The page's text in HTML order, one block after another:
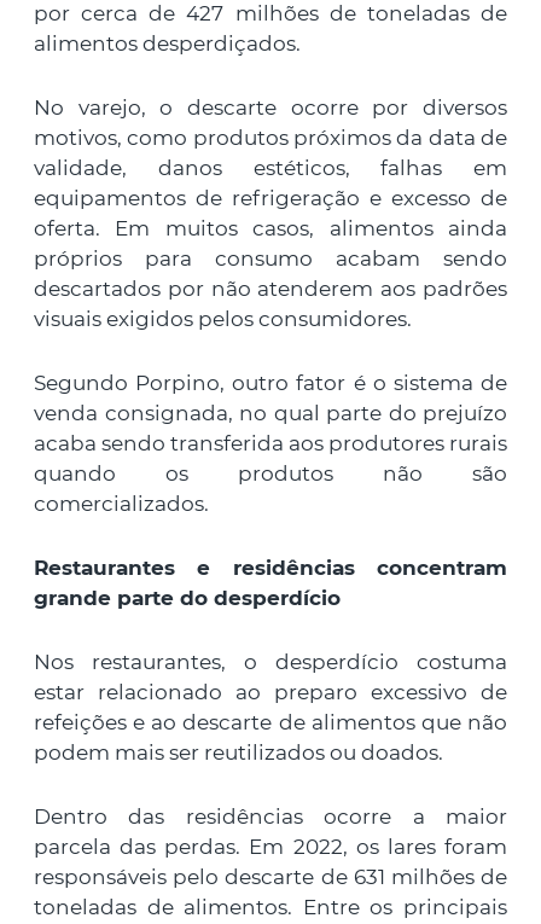
por cerca de 427 milhões de toneladas de
alimentos desperdiçados.
No varejo, o descarte ocorre por diversos
motivos, como produtos próximos da data de
validade, danos estéticos, falhas em
equipamentos de refrigeração e excesso de
oferta. Em muitos casos, alimentos ainda
próprios para consumo acabam sendo
descartados por não atenderem aos padrões
visuais exigidos pelos consumidores.
Segundo Porpino, outro fator é o sistema de
venda consignada, no qual parte do prejuízo
acaba sendo transferida aos produtores rurais
quando os produtos não são
comercializados.
Restaurantes e residências concentram
grande parte do desperdício
Nos restaurantes, o desperdício costuma
estar relacionado ao preparo excessivo de
refeições e ao descarte de alimentos que não
podem mais ser reutilizados ou doados.
Dentro das residências ocorre a maior
parcela das perdas. Em 2022, os lares foram
responsáveis pelo descarte de 631 milhões de
toneladas de alimentos. Entre os principais